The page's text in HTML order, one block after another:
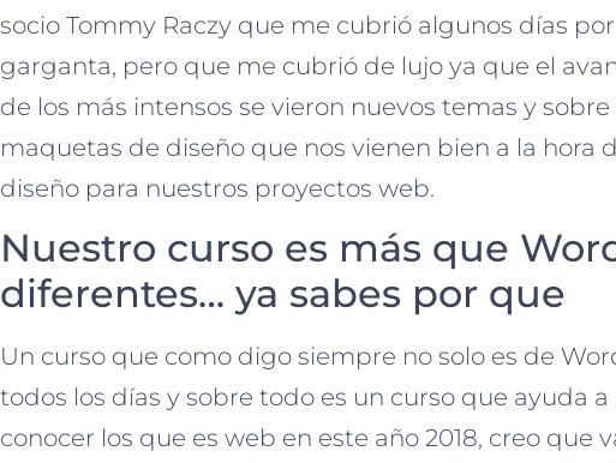
socio Tommy Raczy que me cubrió algunos días
garganta, pero que me cubrió de lujo ya que el
de los más intensos se vieron nuevos temas y
maquetas de diseño que nos vienen bien a la hora
diseño para nuestros proyectos web.
Nuestro curso es más que
diferentes… ya sabes por que
Un curso que como digo siempre no solo es de
todos los días y sobre todo es un curso que ayuda
conocer los que es web en este año 2018, creo que